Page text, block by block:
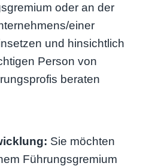
oder an der
einer
und hinsichtlich
Person von
beraten
Sie möchten
Führungsgremium